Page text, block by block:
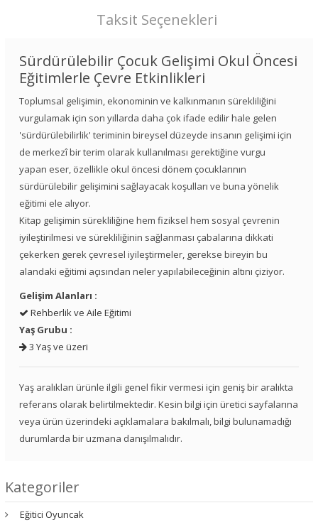
Taksit Seçenekleri
Sürdürülebilir Çocuk Gelişimi Okul Öncesi
Eğitimlerle Çevre Etkinlikleri
Toplumsal gelişimin, ekonominin ve kalkınmanın sürekliliğini
vurgulamak için son yıllarda daha çok ifade edilir hale gelen
'sürdürülebilirlik' teriminin bireysel düzeyde insanın gelişimi için
de merkezî bir terim olarak kullanılması gerektiğine vurgu
yapan eser, özellikle okul öncesi dönem çocuklarının
sürdürülebilir gelişimini sağlayacak koşulları ve buna yönelik
eğitimi ele alıyor.
Kitap gelişimin sürekliliğine hem fiziksel hem sosyal çevrenin
iyileştirilmesi ve sürekliliğinin sağlanması çabalarına dikkati
çekerken gerek çevresel iyileştirmeler, gerekse bireyin bu
alandaki eğitimi açısından neler yapılabileceğinin altını çiziyor.
Gelişim Alanları :
Rehberlik ve Aile Eğitimi
Yaş Grubu :
3 Yaş ve üzeri
Yaş aralıkları ürünle ilgili genel fikir vermesi için geniş bir aralıkta
referans olarak belirtilmektedir. Kesin bilgi için üretici sayfalarına
veya ürün üzerindeki açıklamalara bakılmalı, bilgi bulunamadığı
durumlarda bir uzmana danışılmalıdır.
Kategoriler
Eğitici Oyuncak